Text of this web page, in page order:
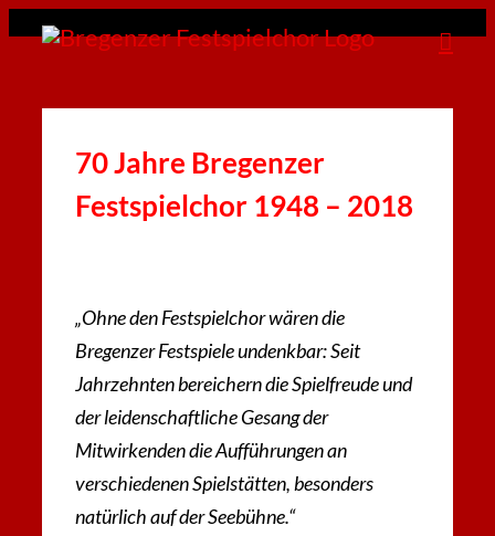
Zum
springen
70 Jahre Bregenzer
Festspielchor 1948 – 2018
„Ohne den Festspielchor wären die
Bregenzer Festspiele undenkbar: Seit
Jahrzehnten bereichern die Spielfreude und
der leidenschaftliche Gesang der
Mitwirkenden die Aufführungen an
verschiedenen Spielstätten, besonders
natürlich auf der Seebühne.“